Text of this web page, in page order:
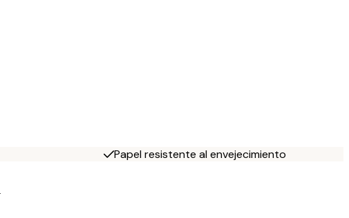
Papel resistente al envejecimiento